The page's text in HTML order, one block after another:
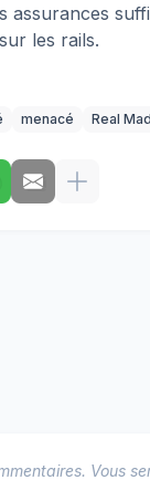
assurances
les rails.
menacé Real
Vous